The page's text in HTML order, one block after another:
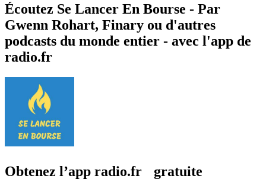
Écoutez Se Lancer En Bourse - Par
Gwenn Rohart, Finary ou d'autres
podcasts du monde entier - avec l'app de
radio.fr
Obtenez l’app radio.fr gratuite